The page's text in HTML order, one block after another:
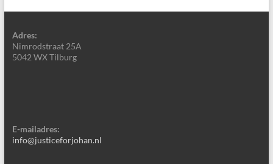
Adres:
Nimrodstraat 25A
5042 WX Tilburg
E-mailadres:
info@justiceforjohan.nl